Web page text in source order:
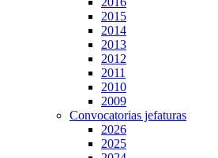
2015
2014
2013
2012
2011
2010
2009
Convocatorias jefaturas
2026
2025